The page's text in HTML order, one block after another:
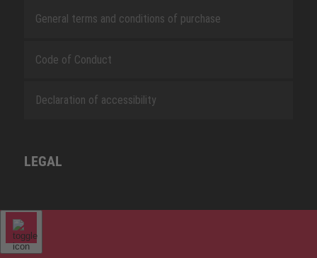
General terms and conditions of purchase
Code of Conduct
Declaration of accessibility
LEGAL